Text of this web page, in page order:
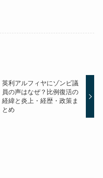
英利アルフィヤにゾンビ議
員の声はなぜ？比例復活の
経緯と炎上・経歴・政策ま
とめ